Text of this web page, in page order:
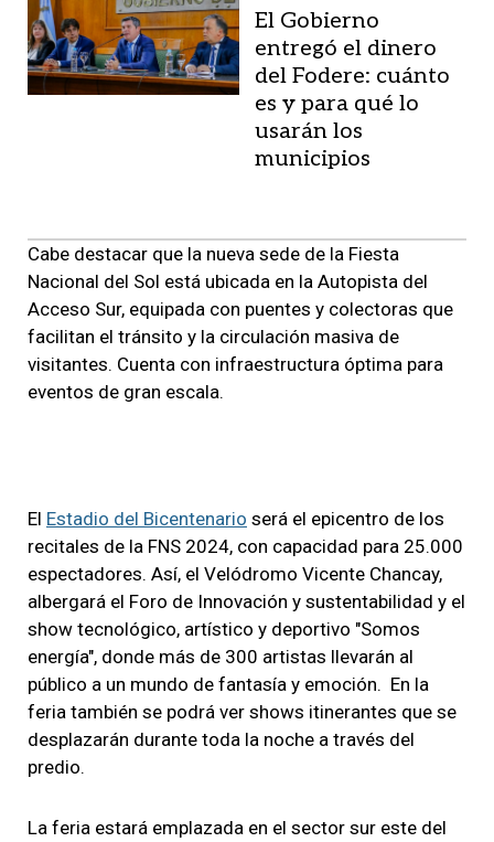
El Gobierno
entregó el dinero
del Fodere: cuánto
es y para qué lo
usarán los
municipios
Cabe destacar que la nueva sede de la Fiesta
Nacional del Sol está ubicada en la Autopista del
Acceso Sur, equipada con puentes y colectoras que
facilitan el tránsito y la circulación masiva de
visitantes. Cuenta con infraestructura óptima para
eventos de gran escala.
El Estadio del Bicentenario será el epicentro de los
recitales de la FNS 2024, con capacidad para 25.000
espectadores. Así, el Velódromo Vicente Chancay,
albergará el Foro de Innovación y sustentabilidad y el
show tecnológico, artístico y deportivo "Somos
energía", donde más de 300 artistas llevarán al
público a un mundo de fantasía y emoción. En la
feria también se podrá ver shows itinerantes que se
desplazarán durante toda la noche a través del
predio.
La feria estará emplazada en el sector sur este del